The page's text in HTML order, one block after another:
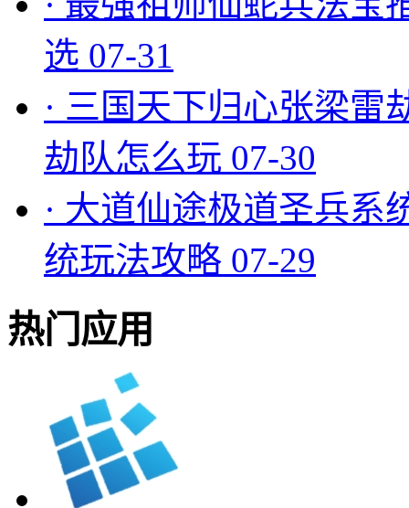
选 07-31
· 三国天下归心张梁雷
劫队怎么玩 07-30
· 大道仙途极道圣兵系
统玩法攻略 07-29
热门应用